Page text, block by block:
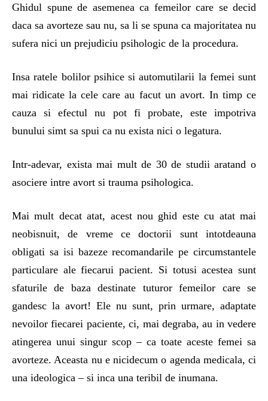
Ghidul spune de asemenea ca femeilor care se decid
daca sa avorteze sau nu, sa li se spuna ca majoritatea nu
sufera nici un prejudiciu psihologic de la procedura.
Insa ratele bolilor psihice si automutilarii la femei sunt
mai ridicate la cele care au facut un avort. In timp ce
cauza si efectul nu pot fi probate, este impotriva
bunului simt sa spui ca nu exista nici o legatura.
Intr-adevar, exista mai mult de 30 de studii aratand o
asociere intre avort si trauma psihologica.
Mai mult decat atat, acest nou ghid este cu atat mai
neobisnuit, de vreme ce doctorii sunt intotdeauna
obligati sa isi bazeze recomandarile pe circumstantele
particulare ale fiecarui pacient. Si totusi acestea sunt
sfaturile de baza destinate tuturor femeilor care se
gandesc la avort! Ele nu sunt, prin urmare, adaptate
nevoilor fiecarei paciente, ci, mai degraba, au in vedere
atingerea unui singur scop – ca toate aceste femei sa
avorteze. Aceasta nu e nicidecum o agenda medicala, ci
una ideologica – si inca una teribil de inumana.